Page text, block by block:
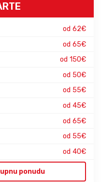
od 62€
od 65€
od 150€
od 50€
od 55€
od 45€
od 65€
od 55€
od 40€
ponudu